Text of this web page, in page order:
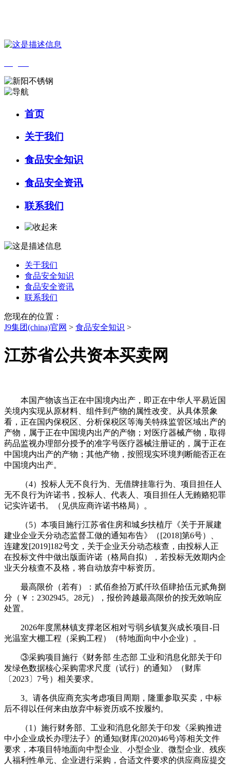
首页
关于我们
食品安全知识
食品安全资讯
联系我们
关于我们
食品安全知识
食品安全资讯
联系我们
您现在的位置：
J9集团(china)官网 > 食品安全知识 >
江苏省公共资本买卖网
本国产物该当正在中国境内出产，即正在中华人平易近国
关境内实现从原材料、组件到产物的属性改变。从具体景象
看，正在国内保税区、分析保税区等海关特殊监管区域出产的
产物，属于正在中国境内出产的产物；对医疗器械产物，取得
药品监视办理部分授予的准字号医疗器械注册证的，属于正在
中国境内出产的产物；其他产物，按照现实环境判断能否正在
中国境内出产。
（4）投标人无不良行为、无借牌挂靠行为、项目担任人
无不良行为许诺书，投标人、代表人、项目担任人无贿赂犯罪
记实许诺书。（见供应商许诺书格局）。
（5）本项目施行江苏省住房和城乡扶植厅《关于开展建
建业企业天分动态监督工做的通知布告》（[2018]第6号）、
连建发[2019]182号文，关于企业天分动态核查，由投标人正
在投标文件中做出版面许诺（格局自拟），若投标无效期内企
业天分核查不及格，将自动放弃中标资历。
最高限价（若有）：贰佰叁拾万贰仟玖佰肆拾伍元贰角捌
分（￥：2302945。28元），报价跨越最高限价的按无效响应
处置。
2026年度黑林镇支撑老区相对亏弱乡镇复兴成长项目-日
光温室大棚工程（采购工程）（特地面向中小企业）。
③采购项目施行《财务部 生态部 工业和消息化部关于印
发绿色数据核心采购需求尺度（试行）的通知》（财库
〔2023〕7号）相关要求。
3。请各供应商充实考虑项目周期，隆重参取买卖，中标
后不得以任何来由放弃中标资历或不按履约。
（1）施行财务部、工业和消息化部关于印发《采购推进
中小企业成长办理法子》的通知(财库(2020)46号)等相关文件
要求，本项目特地面向中型企业、小型企业、微型企业、残疾
人福利性单元、企业进行采购，合适文件要求的供应商应提交